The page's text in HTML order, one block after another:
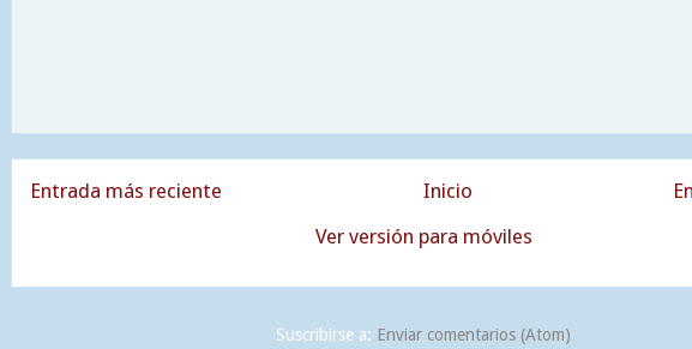
Entrada más reciente
Inicio
Ver versión para móviles
Suscribirse a: Enviar comentarios (Atom)